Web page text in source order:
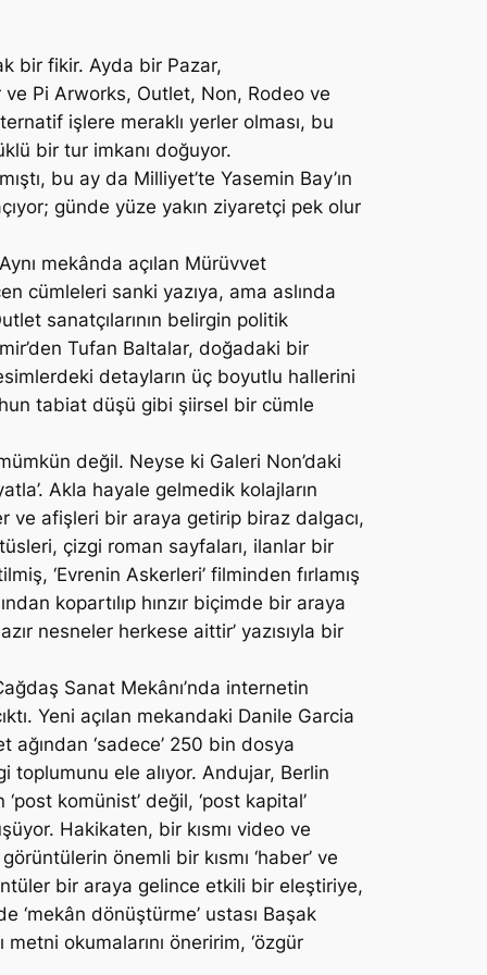
bir fikir. Ayda bir Pazar,
ve Pi Arworks, Outlet, Non, Rodeo ve
işlere meraklı yerler olması, bu
bir tur imkanı doğuyor.
bu ay da Milliyet’te Yasemin Bay’ın
günde yüze yakın ziyaretçi pek olur
mekânda açılan Mürüvvet
cümleleri sanki yazıya, ama aslında
sanatçılarının belirgin politik
Tufan Baltalar, doğadaki bir
detayların üç boyutlu hallerini
tabiat düşü gibi şiirsel bir cümle
değil. Neyse ki Galeri Non’daki
Akla hayale gelmedik kolajların
ve afişleri bir araya getirip biraz dalgacı,
çizgi roman sayfaları, ilanlar bir
‘Evrenin Askerleri’ filminden fırlamış
kopartılıp hınzır biçimde bir araya
nesneler herkese aittir’ yazısıyla bir
Sanat Mekânı’nda internetin
Yeni açılan mekandaki Danile Garcia
‘sadece’ 250 bin dosya
toplumunu ele alıyor. Andujar, Berlin
‘post komünist’ değil, ‘post kapital’
Hakikaten, bir kısmı video ve
önemli bir kısmı ‘haber’ ve
bir araya gelince etkili bir eleştiriye,
‘mekân dönüştürme’ ustası Başak
okumalarını öneririm, ‘özgür